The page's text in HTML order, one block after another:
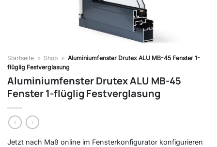
Startseite » Shop » Aluminiumfenster Drutex ALU MB-45 Fenster 1-
flüglig Festverglasung
Aluminiumfenster Drutex ALU MB-45
Fenster 1-flüglig Festverglasung
Jetzt nach Maß online im Fensterkonfigurator konfigurieren